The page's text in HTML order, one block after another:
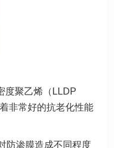
度聚乙烯（LLDP
非常好的抗老化性能
防渗膜造成不同程度